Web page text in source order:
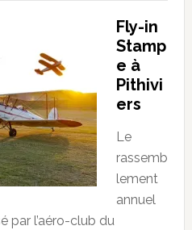
Fly-in
Stamp
e à
Pithivi
ers
Le
rassemb
lement
annuel
par l’aéro-club du